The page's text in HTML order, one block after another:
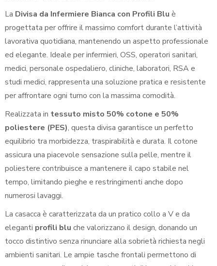
La Divisa da Infermiere Bianca con Profili Blu è
progettata per offrire il massimo comfort durante l’attività
lavorativa quotidiana, mantenendo un aspetto professionale
ed elegante. Ideale per infermieri, OSS, operatori sanitari,
medici, personale ospedaliero, cliniche, laboratori, RSA e
studi medici, rappresenta una soluzione pratica e resistente
per affrontare ogni turno con la massima comodità.
Realizzata in tessuto misto 50% cotone e 50%
poliestere (PES), questa divisa garantisce un perfetto
equilibrio tra morbidezza, traspirabilità e durata. Il cotone
assicura una piacevole sensazione sulla pelle, mentre il
poliestere contribuisce a mantenere il capo stabile nel
tempo, limitando pieghe e restringimenti anche dopo
numerosi lavaggi.
La casacca è caratterizzata da un pratico collo a V e da
eleganti profili blu che valorizzano il design, donando un
tocco distintivo senza rinunciare alla sobrietà richiesta negli
ambienti sanitari. Le ampie tasche frontali permettono di